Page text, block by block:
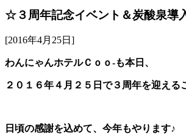
☆３周年記念イベント＆炭酸泉導
[2016年4月25日]
わんにゃんホテルＣｏｏ-も本日、
２０１６年４月２５日で３周年を迎える
日頃の感謝を込めて、今年もやります♪